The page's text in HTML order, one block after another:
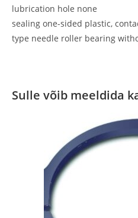
lubrication hole none
sealing one-sided plastic,
type needle roller bearing
Sulle võib meeldida